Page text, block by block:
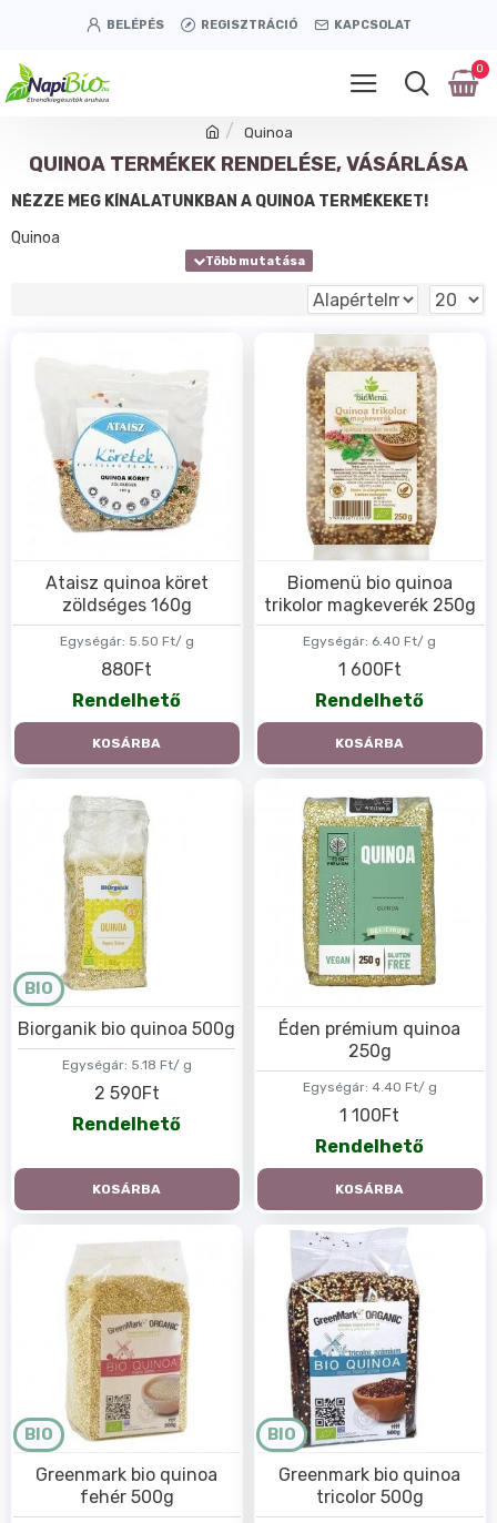
BELÉPÉS REGISZTRÁCIÓ KAPCSOLAT
0
Quinoa
QUINOA TERMÉKEK RENDELÉSE, VÁSÁRLÁSA
NÉZZE MEG KÍNÁLATUNKBAN A QUINOA TERMÉKEKET!
Quinoa
Egységár: 5.50 Ft/ g
Ataisz quinoa köret
zöldséges 160g
880Ft
Rendelhető
KOSÁRBA
Egységár: 6.40 Ft/ g
Biomenü bio quinoa
trikolor magkeverék 250g
1 600Ft
Rendelhető
KOSÁRBA
BIO
Egységár: 5.18 Ft/ g
Biorganik bio quinoa 500g
2 590Ft
Rendelhető
KOSÁRBA
Egységár: 4.40 Ft/ g
Éden prémium quinoa
250g
1 100Ft
Rendelhető
KOSÁRBA
BIO
Greenmark bio quinoa
fehér 500g
BIO
Greenmark bio quinoa
tricolor 500g